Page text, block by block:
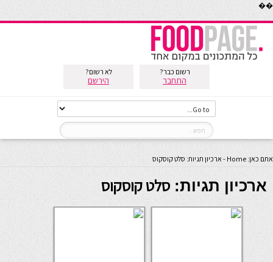
��
רשום כבר?
התחבר
לא רשום?
הירשם
אתם כאן: Home
-ארכיון תגיות: סלט קוסקוס
ארכיון תגיות:סלט קוסקוס